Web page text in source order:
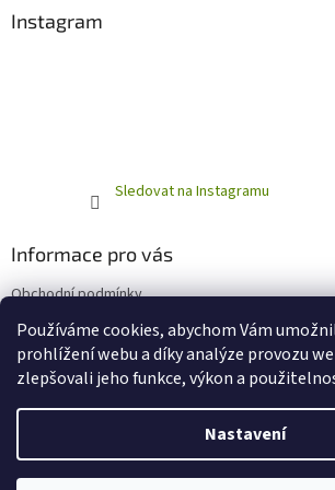
Používáme cookies, abychom Vám
prohlížení webu a díky analýze provozu
zlepšovali jeho funkce, výkon a
Nastavení
Instagram
Sledovat na Instagramu
Informace pro vás
Obchodní podmínky
Podmínky ochrany osobních údajů
Copyright 2026Horňácká farma - Eshop